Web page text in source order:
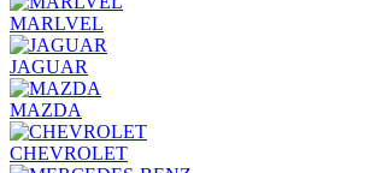
MARLVEL
JAGUAR
MAZDA
CHEVROLET